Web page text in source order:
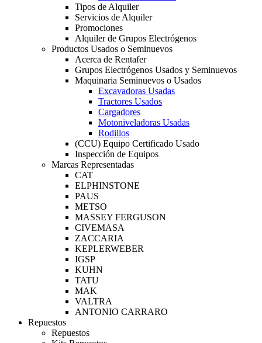
Tipos de Alquiler
Servicios de Alquiler
Promociones
Alquiler de Grupos Electrógenos
Productos Usados o Seminuevos
Acerca de Rentafer
Grupos Electrógenos Usados y Seminuevos
Maquinaria Seminuevos o Usados
Excavadoras Usadas
Tractores Usados
Cargadores
Motoniveladoras Usadas
Rodillos
(CCU) Equipo Certificado Usado
Inspección de Equipos
Marcas Representadas
CAT
ELPHINSTONE
PAUS
METSO
MASSEY FERGUSON
CIVEMASA
ZACCARIA
KEPLERWEBER
IGSP
KUHN
TATU
MAK
VALTRA
ANTONIO CARRARO
Repuestos
Repuestos